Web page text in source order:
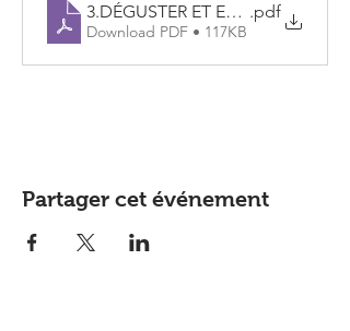
3.DÉGUSTER ET EXPRIMER LE
.pdf
Download PDF • 117KB
Partager cet événement